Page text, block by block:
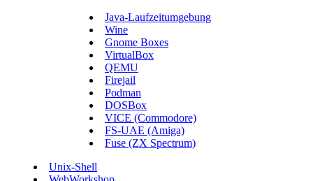
Java-Laufzeitumgebung
Wine
Gnome Boxes
VirtualBox
QEMU
Firejail
Podman
DOSBox
VICE (Commodore)
FS-UAE (Amiga)
Fuse (ZX Spectrum)
Unix-Shell